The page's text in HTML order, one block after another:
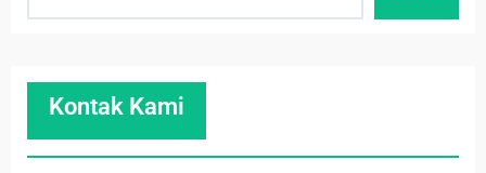
Kontak Kami